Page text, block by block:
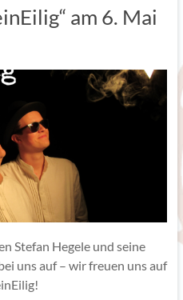
am 6. Mai
Stefan Hegele und seine
uns auf – wir freuen uns auf